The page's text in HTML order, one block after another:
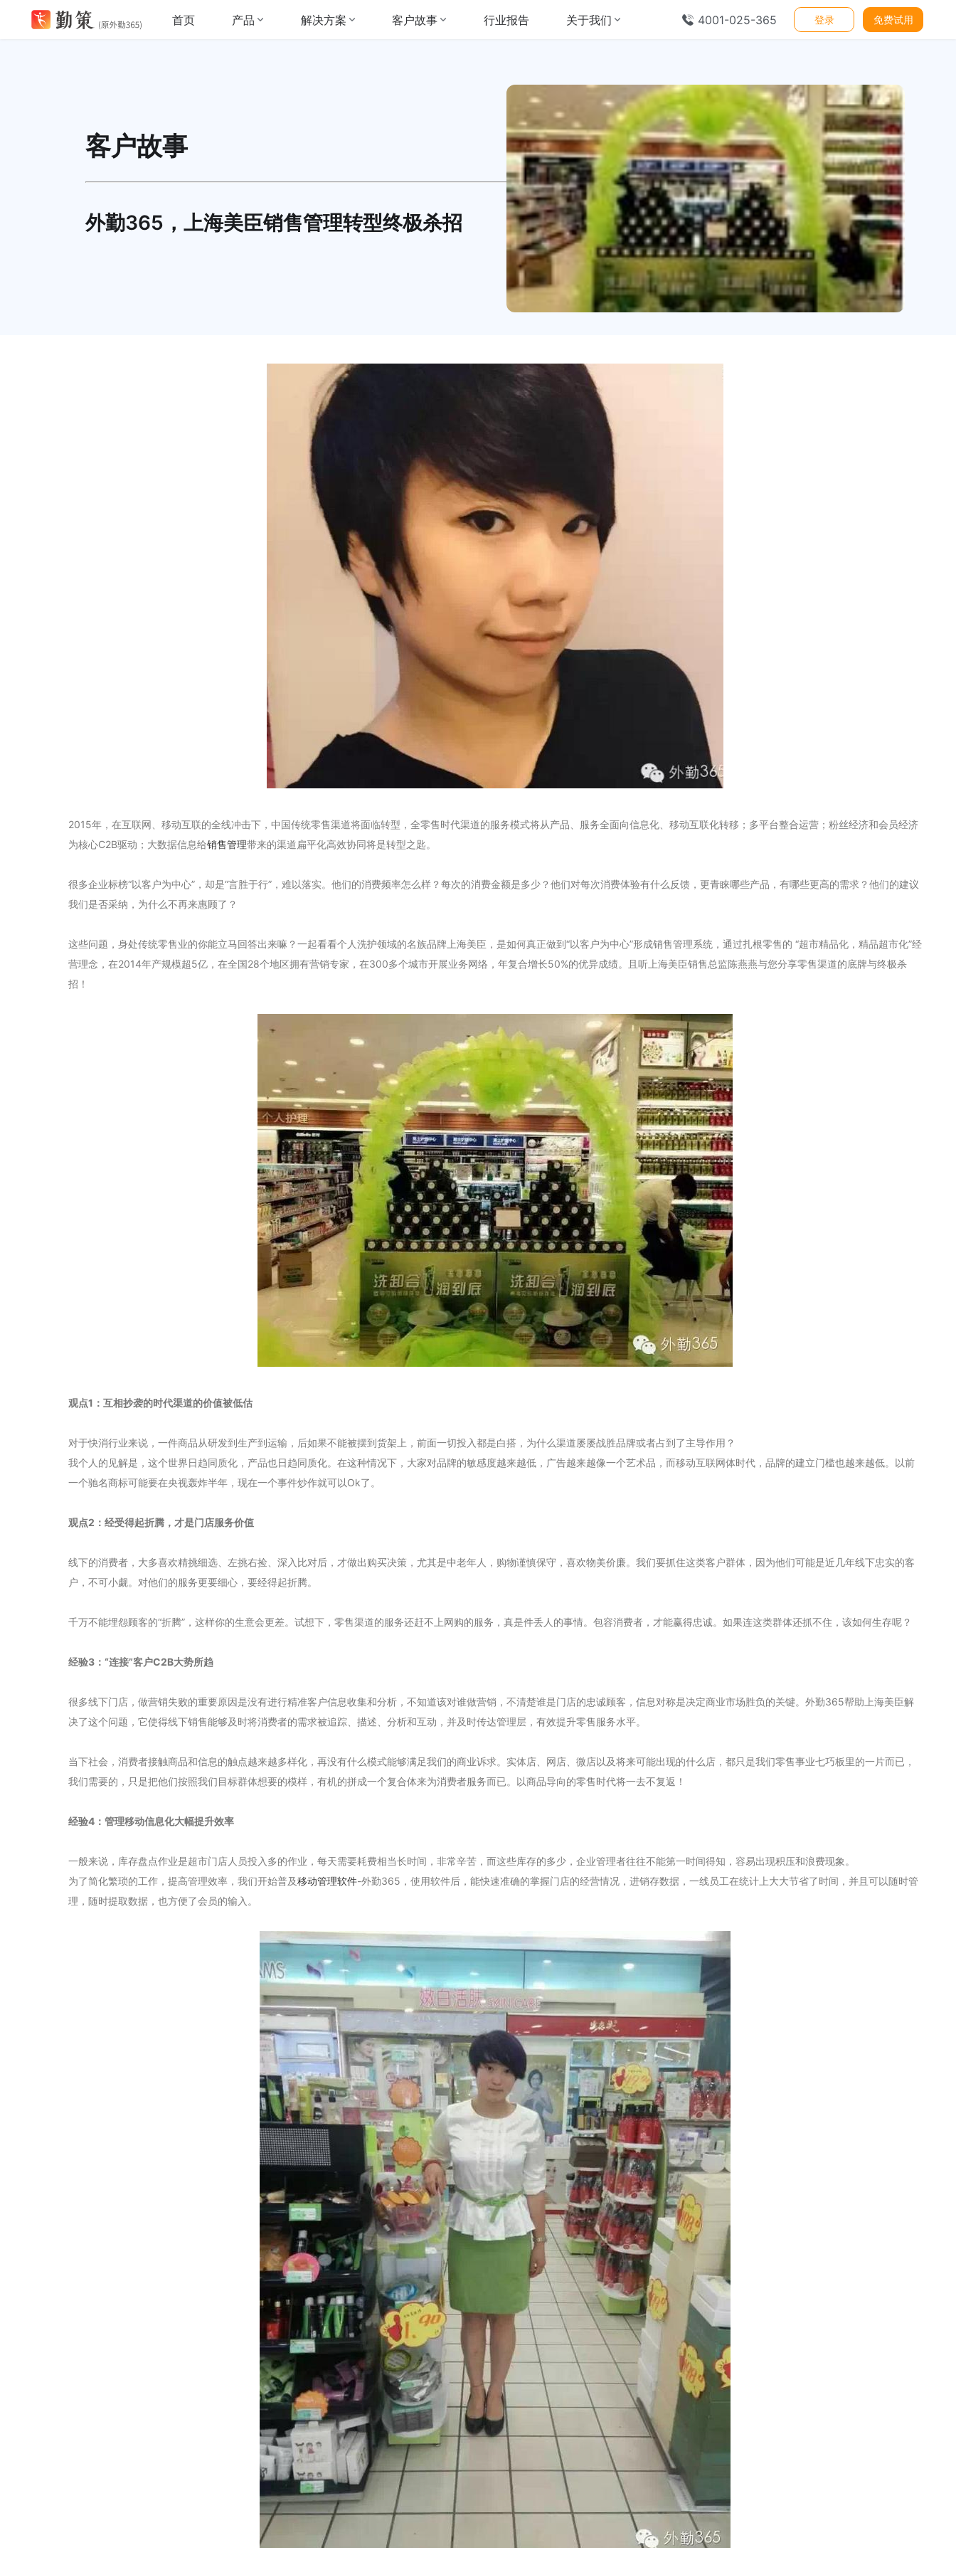
首页 产品 解决方案 客户故事 行业报告 关于我们 4001-025-365 登录 免费试用
客户故事
外勤365，上海美臣销售管理转型终极杀招
2015年，在互联网、移动互联的全线冲击下，中国传统零售渠道将面临转型，全零售时代渠道的服务模式将从产品、服务全面向信息化、移动互联化转移；多平台整合运营；粉丝经济和会员经济
为核心C2B驱动；大数据信息给销售管理带来的渠道扁平化高效协同将是转型之匙。
很多企业标榜“以客户为中心”，却是“言胜于行”，难以落实。他们的消费频率怎么样？每次的消费金额是多少？他们对每次消费体验有什么反馈，更青睐哪些产品，有哪些更高的需求？他们的建议
我们是否采纳，为什么不再来惠顾了？
这些问题，身处传统零售业的你能立马回答出来嘛？一起看看个人洗护领域的名族品牌上海美臣，是如何真正做到“以客户为中心”形成销售管理系统，通过扎根零售的 “超市精品化，精品超市化”经
营理念，在2014年产规模超5亿，在全国28个地区拥有营销专家，在300多个城市开展业务网络，年复合增长50%的优异成绩。且听上海美臣销售总监陈燕燕与您分享零售渠道的底牌与终极杀
招！
观点1：互相抄袭的时代渠道的价值被低估
对于快消行业来说，一件商品从研发到生产到运输，后如果不能被摆到货架上，前面一切投入都是白搭，为什么渠道屡屡战胜品牌或者占到了主导作用？
我个人的见解是，这个世界日趋同质化，产品也日趋同质化。在这种情况下，大家对品牌的敏感度越来越低，广告越来越像一个艺术品，而移动互联网体时代，品牌的建立门槛也越来越低。以前
一个驰名商标可能要在央视轰炸半年，现在一个事件炒作就可以Ok了。
观点2：经受得起折腾，才是门店服务价值
线下的消费者，大多喜欢精挑细选、左挑右捡、深入比对后，才做出购买决策，尤其是中老年人，购物谨慎保守，喜欢物美价廉。我们要抓住这类客户群体，因为他们可能是近几年线下忠实的客
户，不可小觑。对他们的服务更要细心，要经得起折腾。
千万不能埋怨顾客的“折腾”，这样你的生意会更差。试想下，零售渠道的服务还赶不上网购的服务，真是件丢人的事情。包容消费者，才能赢得忠诚。如果连这类群体还抓不住，该如何生存呢？
经验3：“连接”客户C2B大势所趋
很多线下门店，做营销失败的重要原因是没有进行精准客户信息收集和分析，不知道该对谁做营销，不清楚谁是门店的忠诚顾客，信息对称是决定商业市场胜负的关键。外勤365帮助上海美臣解
决了这个问题，它使得线下销售能够及时将消费者的需求被追踪、描述、分析和互动，并及时传达管理层，有效提升零售服务水平。
当下社会，消费者接触商品和信息的触点越来越多样化，再没有什么模式能够满足我们的商业诉求。实体店、网店、微店以及将来可能出现的什么店，都只是我们零售事业七巧板里的一片而已，
我们需要的，只是把他们按照我们目标群体想要的模样，有机的拼成一个复合体来为消费者服务而已。以商品导向的零售时代将一去不复返！
经验4：管理移动信息化大幅提升效率
一般来说，库存盘点作业是超市门店人员投入多的作业，每天需要耗费相当长时间，非常辛苦，而这些库存的多少，企业管理者往往不能第一时间得知，容易出现积压和浪费现象。
为了简化繁琐的工作，提高管理效率，我们开始普及移动管理软件-外勤365，使用软件后，能快速准确的掌握门店的经营情况，进销存数据，一线员工在统计上大大节省了时间，并且可以随时管
理，随时提取数据，也方便了会员的输入。